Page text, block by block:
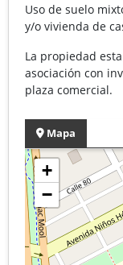
Uso de suelo
y/o vivienda de
La propiedad
asociación con
plaza comercial.
Mapa
+
−